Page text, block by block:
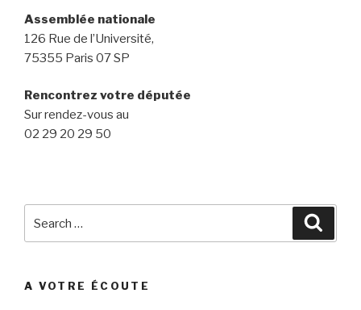
Assemblée nationale
126 Rue de l’Université,
75355 Paris 07 SP
Rencontrez votre députée
Sur rendez-vous au
02 29 20 29 50
A VOTRE ÉCOUTE